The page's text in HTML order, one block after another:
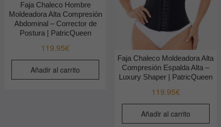
Faja Chaleco Hombre
Moldeadora Alta Compresión
Abdominal – Corrector de
Postura | PatricQueen
119.95€
Añadir al carrito
Faja Chaleco Moldeadora Alta
Compresión Espalda Alta –
Luxury Shaper | PatricQueen
119.95€
Añadir al carrito